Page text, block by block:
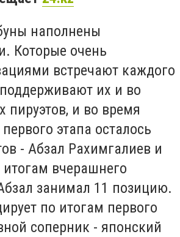
наполнены
Которые очень
встречают каждого
их и во
пируэтов, и во время
этапа осталось
- Абзал Рахимгалиев и
вчерашнего
занимал 11 позицию.
по итогам первого
соперник - японский